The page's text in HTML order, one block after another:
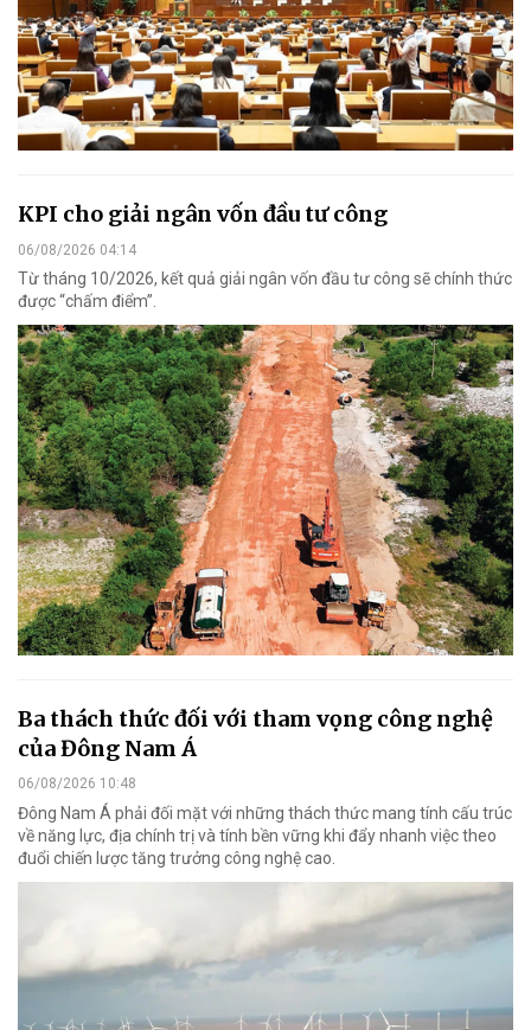
KPI cho giải ngân vốn đầu tư công
06/08/2026 04:14
Từ tháng 10/2026, kết quả giải ngân vốn đầu tư công sẽ chính thức
được “chấm điểm”.
Ba thách thức đối với tham vọng công nghệ
của Đông Nam Á
06/08/2026 10:48
Đông Nam Á phải đối mặt với những thách thức mang tính cấu trúc
về năng lực, địa chính trị và tính bền vững khi đẩy nhanh việc theo
đuổi chiến lược tăng trưởng công nghệ cao.